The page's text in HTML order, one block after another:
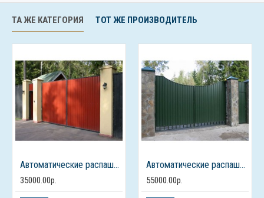
ТА ЖЕ КАТЕГОРИЯ ТОТ ЖЕ ПРОИЗВОДИТЕЛЬ
Автоматические распашные ворота из профлиста с калиткой
35000.00р.
Автоматические распашные ворота с калиткой
55000.00р.